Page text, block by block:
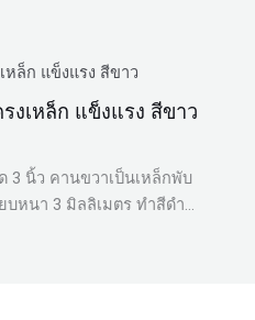
งเหล็ก แข็งแรง สีขาว
3 นิ้ว คานขวาเป็นเหล็กพับ
บหนา 3 มิลลิเมตร ทำสีดำ…